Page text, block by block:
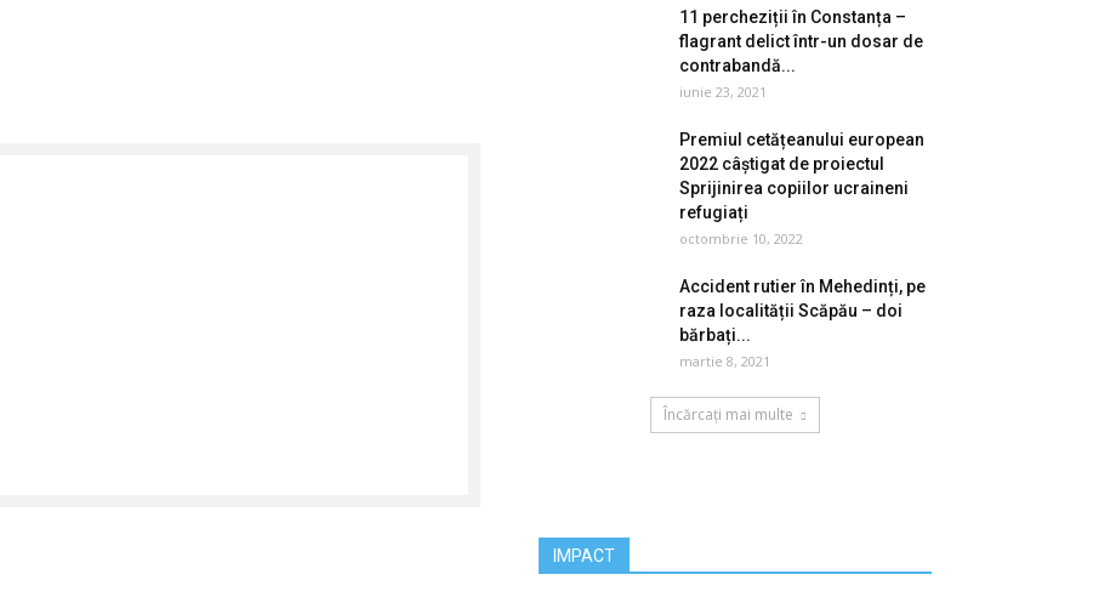
11 percheziții în Constanța –
flagrant delict într-un dosar de
contrabandă...
iunie 23, 2021
Premiul cetățeanului european
2022 câștigat de proiectul
Sprijinirea copiilor ucraineni
refugiați
octombrie 10, 2022
Accident rutier în Mehedinți, pe
raza localității Scăpău – doi
bărbați...
martie 8, 2021
Încărcați mai multe
IMPACT